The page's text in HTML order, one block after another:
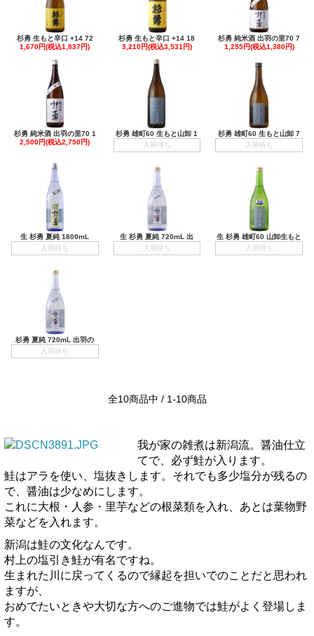
杉勇 生もと辛口 +14 72
1,670円(税込1,837円)
杉勇 生もと辛口 +14 18
3,210円(税込3,531円)
杉勇 純米酒 出羽の里70 7
1,255円(税込1,380円)
杉勇 純米酒 出羽の里70 1
2,500円(税込2,750円)
杉勇 雄町60 生もと山卸 1
入荷待ち
杉勇 雄町60 生もと山卸 7
入荷待ち
生 杉勇 夏純 1800mL
入荷待ち
生 杉勇 夏純 720mL 出
入荷待ち
生 杉勇 雄町60 山卸生もと
入荷待ち
杉勇 夏純 720mL 出羽の
入荷待ち
全10商品中 / 1-10商品
我が家の雑煮は新潟流。醤油仕立
てで、必ず鮭が入ります。
鮭はアラを使い、塩抜きします。それでも多少塩分が残るの
で、醤油は少なめにします。
これに大根・人参・里芋などの根菜類を入れ、あとは葉物野
菜などを入れます。
新潟は鮭の文化なんです。
村上の塩引き鮭が有名ですね。
生まれた川に戻ってくるので縁起を担いでのことだと思われ
ますが、
おめでたいときや大切な方へのご進物では鮭がよく登場しま
す。